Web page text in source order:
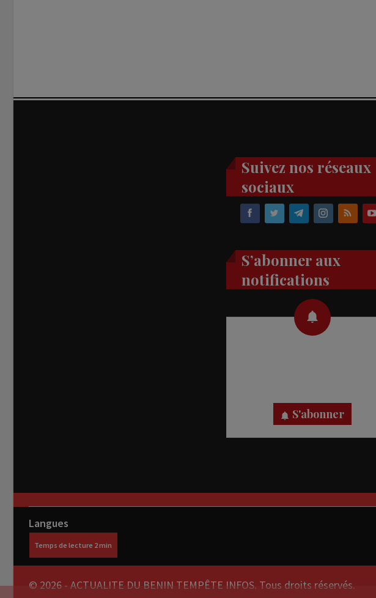
Suivez nos réseaux
sociaux
S’abonner aux
notifications
S'abonner
Langues
© 2026 - ACTUALITE DU BENIN TEMPÊTE INFOS. Tous droits réservés.